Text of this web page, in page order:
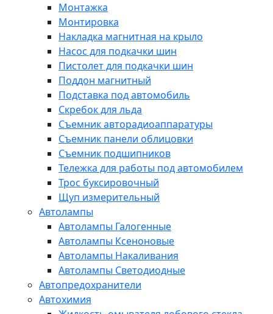
Монтажка
Монтировка
Накладка магнитная на крыло
Насос для подкачки шин
Пистолет для подкачки шин
Поддон магнитный
Подставка под автомобиль
Скребок для льда
Съемник авторадиоаппаратуры
Съемник панели облицовки
Съемник подшипников
Тележка для работы под автомобилем
Трос буксировочный
Щуп измерительный
Автолампы
Автолампы Галогенные
Автолампы Ксеноновые
Автолампы Накаливания
Автолампы Светодиодные
Автопредохранители
Автохимия